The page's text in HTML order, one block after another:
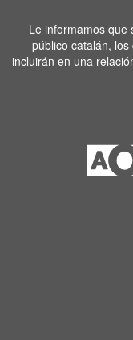
Le informamos que
público catalán,
incluirán en una